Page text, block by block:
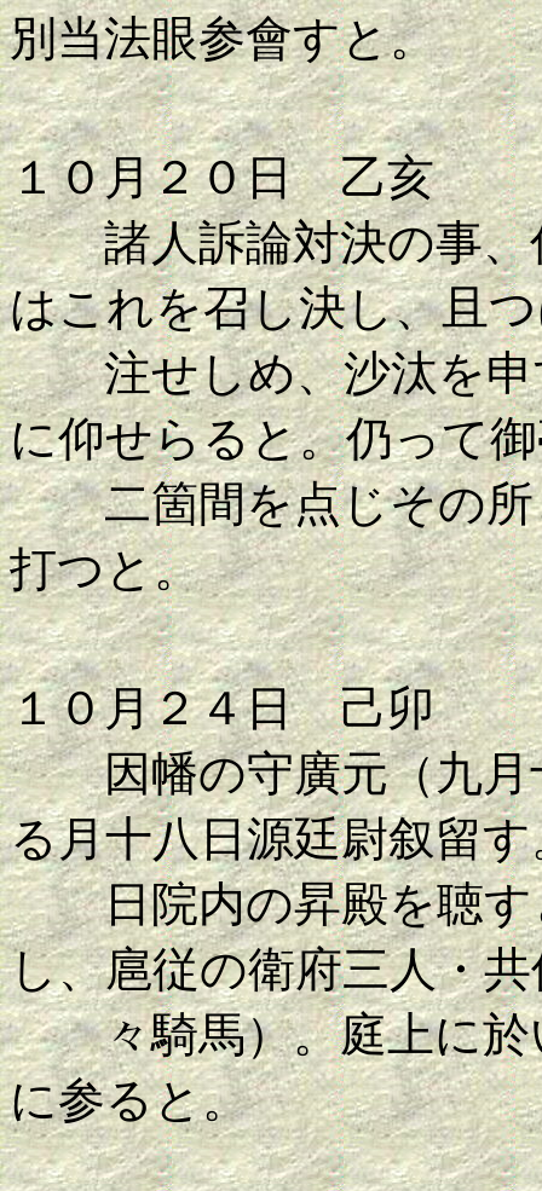
別当法眼参會すと。
１０月２０日 乙亥
諸人訴論対決の事、
はこれを召し決し、且
注せしめ、沙汰を申
に仰せらると。仍って
二箇間を点じその所
打つと。
１０月２４日 己卯
因幡の守廣元（九月
る月十八日源廷尉叙留
日院内の昇殿を聴す
し、扈従の衛府三人・
々騎馬）。庭上に於
に参ると。